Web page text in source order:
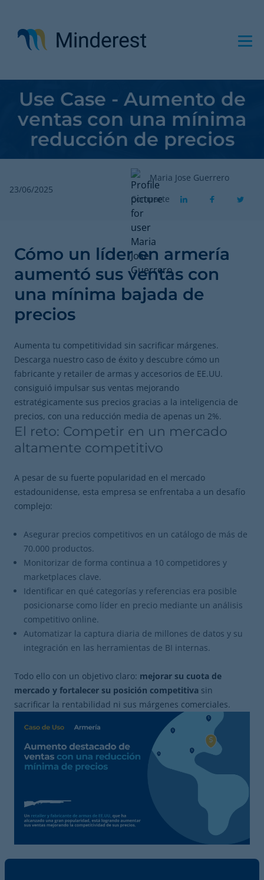
contenido
principal
Use Case - Aumento de
ventas con una mínima
reducción de precios
23/06/2025
Maria Jose Guerrero
Comparte
Cómo un líder en armería
aumentó sus ventas con
una mínima bajada de
precios
Aumenta tu competitividad sin sacrificar márgenes.
Descarga nuestro caso de éxito y descubre cómo un
fabricante y retailer de armas y accesorios de EE.UU.
consiguió impulsar sus ventas mejorando
estratégicamente sus precios gracias a la inteligencia de
precios, con una reducción media de apenas un 2%.
El reto: Competir en un mercado
altamente competitivo
A pesar de su fuerte popularidad en el mercado
estadounidense, esta empresa se enfrentaba a un desafío
complejo:
Asegurar precios competitivos en un catálogo de más de
70.000 productos.
Monitorizar de forma continua a 10 competidores y
marketplaces clave.
Identificar en qué categorías y referencias era posible
posicionarse como líder en precio mediante un análisis
competitivo online.
Automatizar la captura diaria de millones de datos y su
integración en las herramientas de BI internas.
Todo ello con un objetivo claro: mejorar su cuota de
mercado y fortalecer su posición competitiva sin
sacrificar la rentabilidad ni sus márgenes comerciales.